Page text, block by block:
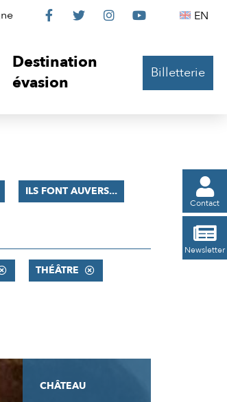
Le
sur

Le

Le

Le
 EN
Destination
évasion
Billetterie

Contact

Newsletter
ILS FONT AUVERS...
THÉÂTRE
CHÂTEAU